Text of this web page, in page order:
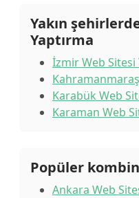
Yakın
Yaptırma
İzmir Web Sitesi
Karabük Web
Karaman Web
Popüler
Ankara Web